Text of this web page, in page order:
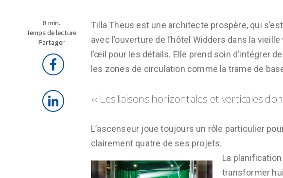
8 min.
Temps de lecture
Partager
Tilla Theus est une architecte prospère, qui
avec l’ouverture de l’hôtel Widders dans la
l’œil pour les détails. Elle prend soin d’intégrer
les zones de circulation comme la trame de
« Les liaisons horizontales et verticales
L’ascenseur joue toujours un rôle particulier
clairement quatre de ses projets.
La
transformer